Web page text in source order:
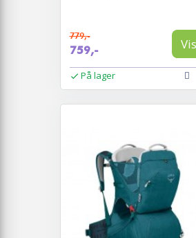
779,-
759,- Vis
På lager